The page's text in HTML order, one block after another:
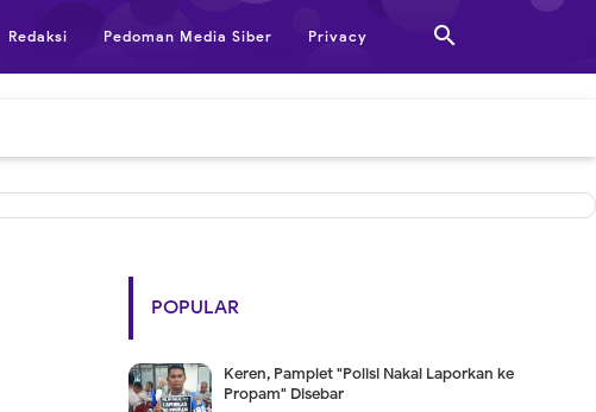

Redaksi Pedoman Media Siber Privacy
POPULAR
Keren, Pamplet "Polisi Nakal Laporkan ke
Propam" Disebar